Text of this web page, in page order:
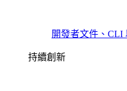
開發者文件、CLI
持續創新